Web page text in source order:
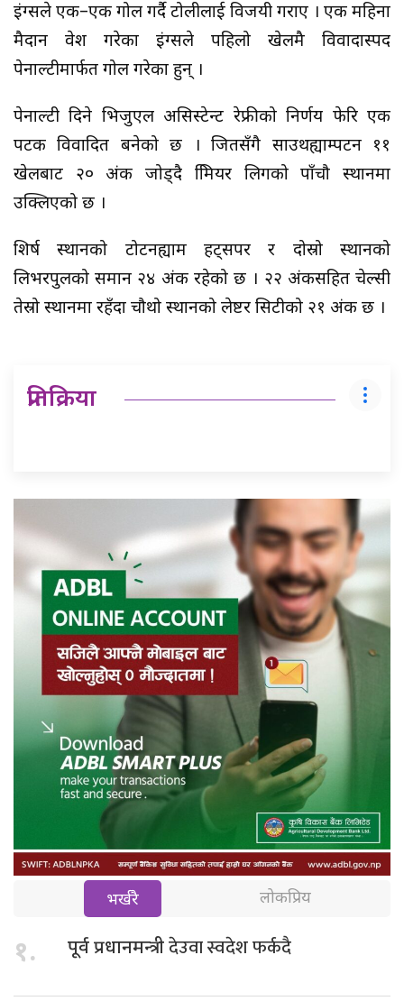
इंग्सले एक–एक गोल गर्दै टोलीलाई विजयी गराए । एक महिना
मैदान प्रवेश गरेका इंग्सले पहिलो खेलमै विवादास्पद
पेनाल्टीमार्फत गोल गरेका हुन् ।
पेनाल्टी दिने भिजुएल असिस्टेन्ट रेफ्रीको निर्णय फेरि एक
पटक विवादित बनेको छ । जितसँगै साउथह्याम्पटन ११
खेलबाट २० अंक जोड्दै प्रिमियर लिगको पाँचौ स्थानमा
उक्लिएको छ ।
शिर्ष स्थानको टोटनह्याम हट्सपर र दोस्रो स्थानको
लिभरपुलको समान २४ अंक रहेको छ । २२ अंकसहित चेल्सी
तेस्रो स्थानमा रहँदा चौथो स्थानको लेष्टर सिटीको २१ अंक छ ।
प्रतिक्रिया
भर्खरै लोकप्रिय
१. पूर्व प्रधानमन्त्रीदेउवा स्वदेश फर्कदै